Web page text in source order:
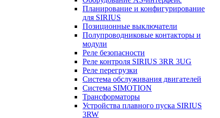
Планирование и конфигурирование
для SIRIUS
Позиционные выключатели
Полупроводниковые контакторы и
модули
Реле безопасности
Реле контроля SIRIUS 3RR 3UG
Реле перегрузки
Сиcтема обслуживания двигателей
Система SIMOTION
Трансформаторы
Устройства плавного пуска SIRIUS
3RW